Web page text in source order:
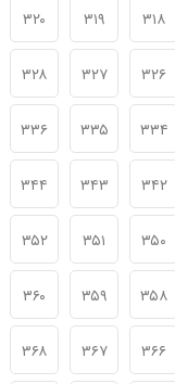
۳۱۸ ۳۱۹ ۳۲۰
۳۲۶ ۳۲۷ ۳۲۸
۳۳۴ ۳۳۵ ۳۳۶
۳۴۲ ۳۴۳ ۳۴۴
۳۵۰ ۳۵۱ ۳۵۲
۳۵۸ ۳۵۹ ۳۶۰
۳۶۶ ۳۶۷ ۳۶۸